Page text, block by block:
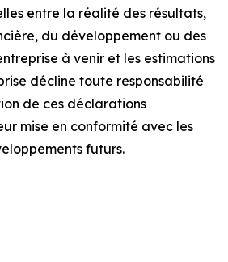
entre la réalité des résultats,
du développement ou des
à venir et les estimations
décline toute responsabilité
de ces déclarations
mise en conformité avec les
futurs.